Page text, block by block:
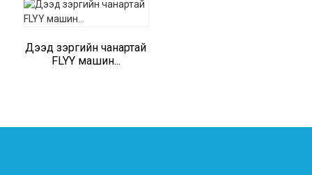
Дээд зэргийн чанартай
FLYY машин...